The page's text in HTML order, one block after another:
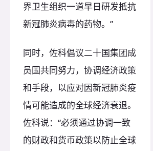
界卫生组织一道早日研发抵抗
新冠肺炎病毒的药物。”
同时，佐科倡议二十国集团成
员国共同努力，协调经济政策
和手段，以应对因新冠肺炎疫
情可能造成的全球经济衰退。
佐科说：“必须通过协调一致
的财政和货币政策以防止全球